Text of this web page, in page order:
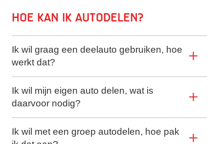
Hoe kan ik autodelen?
Ik wil graag een deelauto gebruiken, hoe
werkt dat?
Ik wil mijn eigen auto delen, wat is
daarvoor nodig?
Ik wil met een groep autodelen, hoe pak